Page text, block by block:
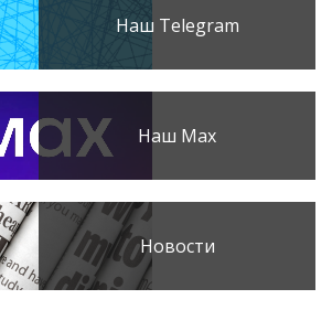
Наш Telegram
Наш Max
Новости